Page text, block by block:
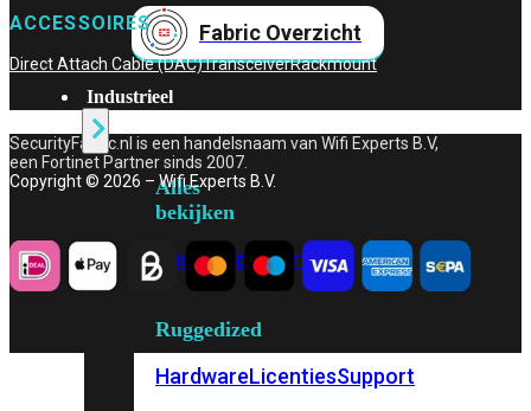
Fabric Overzicht
Industrieel
Alles
bekijken
RuggedizedFortiSRA
Ruggedized
HardwareLicentiesSupport
ACCESSOIRES
Direct Attach Cable (DAC)TransceiverRackmount
SecurityFabric.nl is een handelsnaam van Wifi Experts B.V,
een Fortinet Partner sinds 2007.
Copyright © 2026 – Wifi Experts B.V.